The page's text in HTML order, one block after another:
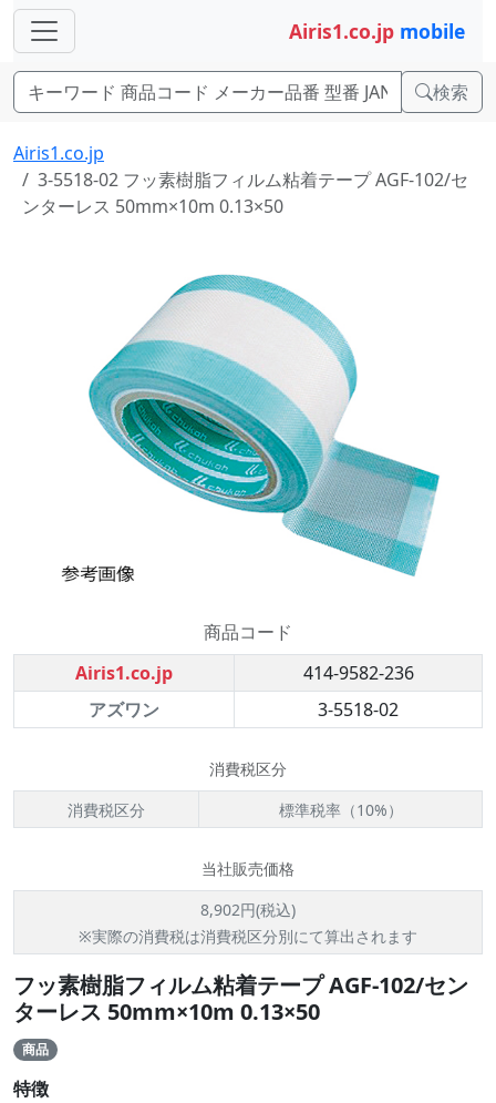
Airis1.co.jp mobile
検索
Airis1.co.jp
3-5518-02 フッ素樹脂フィルム粘着テープ AGF-102/セ
ンターレス 50mm×10m 0.13×50
商品コード
Airis1.co.jp
414-9582-236
アズワン
3-5518-02
消費税区分
消費税区分
標準税率（10%）
当社販売価格
8,902円(税込)
※実際の消費税は消費税区分別にて算出されます
フッ素樹脂フィルム粘着テープ AGF-102/セン
ターレス 50mm×10m 0.13×50
商品
特徴